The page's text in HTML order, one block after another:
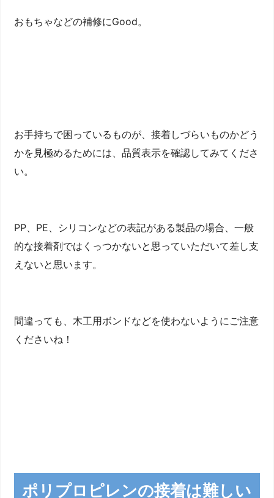
おもちゃなどの補修にGood。
お手持ちで困っているものが、接着しづらいものかどう
かを見極めるためには、品質表示を確認してみてくださ
い。
PP、PE、シリコンなどの表記がある製品の場合、一般
的な接着剤ではくっつかないと思っていただいて差し支
えないと思います。
間違っても、木工用ボンドなどを使わないようにご注意
くださいね！
ポリプロピレンの接着は難しい